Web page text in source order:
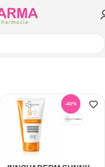
-40%